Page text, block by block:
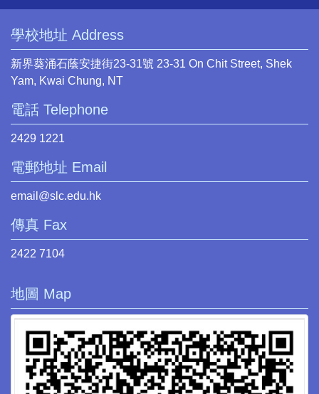
學校地址 Address
新界葵涌石蔭安捷街23-31號 23-31 On Chit Street, Shek
Yam, Kwai Chung, NT
電話 Telephone
2429 1221
電郵地址 Email
email@slc.edu.hk
傳真 Fax
2422 7104
地圖 Map